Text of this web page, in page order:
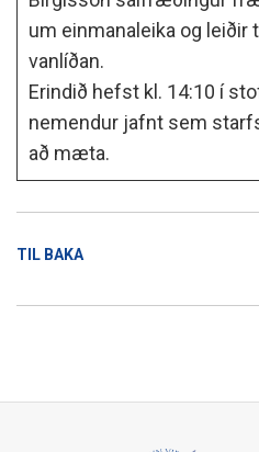
um einmanaleika og leiðir
vanlíðan.
Erindið hefst kl. 14:10 í
nemendur jafnt sem
að mæta.
TIL BAKA